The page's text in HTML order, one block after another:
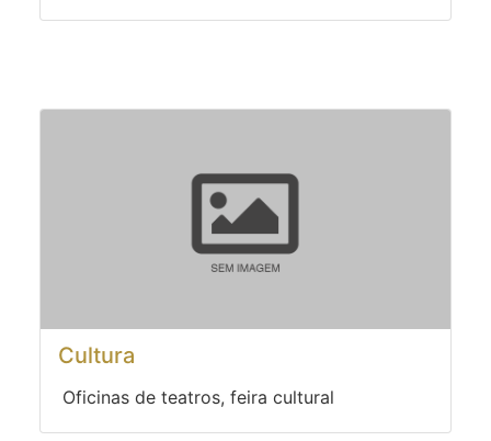
Cultura
Oficinas de teatros, feira cultural